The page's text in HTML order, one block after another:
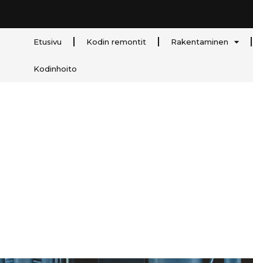
Etusivu Kodin remontit Rakentaminen
Kodinhoito